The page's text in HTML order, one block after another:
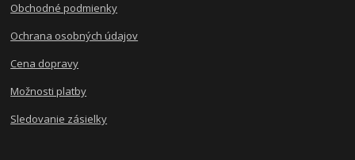
Obchodné podmienky
Ochrana osobných údajov
Cena dopravy
Možnosti platby
Sledovanie zásielky